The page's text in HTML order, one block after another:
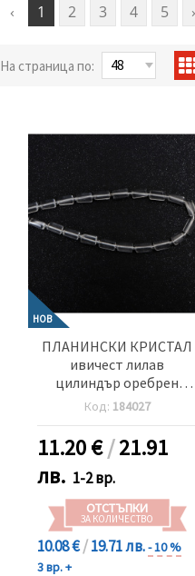
‹ 1 2 3 4 5 ›
На страница по:
НОВ
ПЛАНИНСКИ КРИСТАЛ
ивичест лилав
цилиндър оребрен
7~8x11~13 мм наниз
естествени камъни
27~30 броя
Код: 184027
11.20€/21.91
лв. 1-2 вр.
ОТСТЪПКИ
ЗА КОЛИЧЕСТВО
10.08 €/19.71 лв.- 10 %
3 вр. +